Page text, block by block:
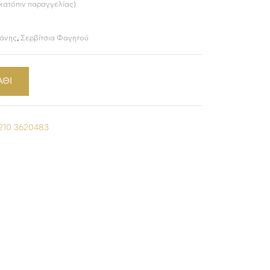
παραγγελίας)
, Σερβίτσια Φαγητού
3620483